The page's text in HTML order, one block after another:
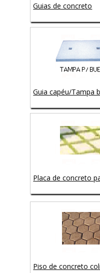
Guias de concreto
Guia capéu/Tampa
Placa de concreto
Piso de concreto